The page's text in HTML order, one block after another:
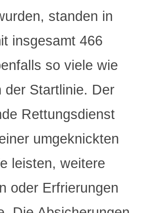
standen in
insgesamt 466
so viele wie
der Startlinie. Der
Rettungsdienst
umgeknickten
leisten, weitere
oder Erfrierungen